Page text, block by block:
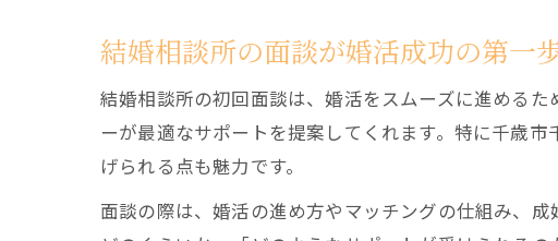
理想の
結
面
千
結婚相談所の面談が婚活成功の第一
結婚相談所の初回面談は、婚活をスムーズに進める
ーが最適なサポートを提案してくれます。特に千歳
げられる点も魅力です。
面談の際は、婚活の進め方やマッチングの仕組み、